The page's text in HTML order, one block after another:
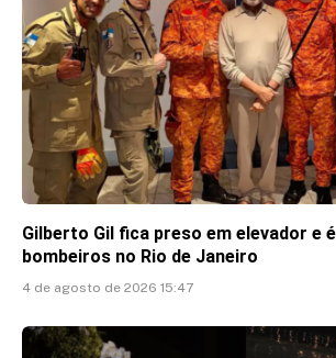
Gilberto Gil fica preso em elevador e
bombeiros no Rio de Janeiro
4 de agosto de 2026 15:47